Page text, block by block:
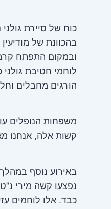
כוח של סיירת
בהכוונת של
ובמקום התפתח
לוחמי חטיבת
הורגים מחבלים
משפחות הנופלים
קשות אלה, אנחנו
באירוע נוסף
נפצעו קשה מירי
כבד. אלו לוחמים